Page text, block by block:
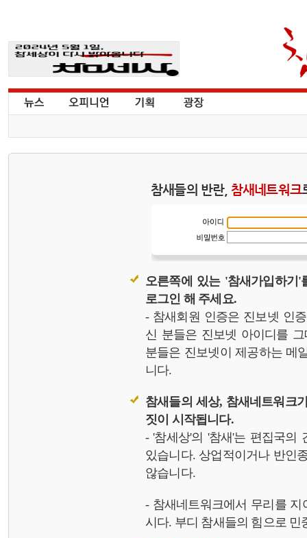
참새들의 반란, 참새네트워크
오른쪽에 있는 '참새가입하기
로그인 해 주세요.
- 참새회원 인증은 진보넷 인
신 분들은 진보넷 아이디를
분들은 진보넷이 제공하는 메
니다.
참새들의 세상, 참새네트워크
짓이 시작됩니다.
- '참세상'의 '참새'는 편집국의
있습니다. 상업적이거나 반인
않습니다.
- 참새네트워크에서 무리를
시다. 부디 참새들의 힘으로 민